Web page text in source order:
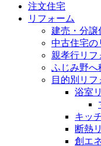
注文住宅
リフォーム
建売・分譲
中古住宅の
親孝行リフ
ふじみ野へ
目的別リフ
浴室
キッ
断熱
創エ